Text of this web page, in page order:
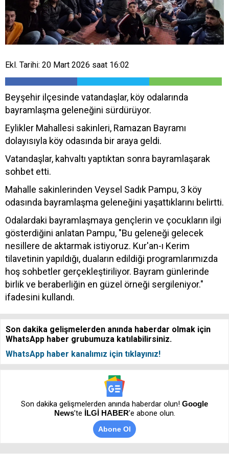
Ekl. Tarihi: 20 Mart 2026 saat 16:02
Beyşehir ilçesinde vatandaşlar, köy odalarında
bayramlaşma geleneğini sürdürüyor.
Eylikler Mahallesi sakinleri, Ramazan Bayramı
dolayısıyla köy odasında bir araya geldi.
Vatandaşlar, kahvaltı yaptıktan sonra bayramlaşarak
sohbet etti.
Mahalle sakinlerinden Veysel Sadık Pampu, 3 köy
odasında bayramlaşma geleneğini yaşattıklarını belirtti.
Odalardaki bayramlaşmaya gençlerin ve çocukların ilgi
gösterdiğini anlatan Pampu, "Bu geleneği gelecek
nesillere de aktarmak istiyoruz. Kur'an-ı Kerim
tilavetinin yapıldığı, duaların edildiği programlarımızda
hoş sohbetler gerçekleştiriliyor. Bayram günlerinde
birlik ve beraberliğin en güzel örneği sergileniyor."
ifadesini kullandı.
Son dakika gelişmelerden anında haberdar olmak için
WhatsApp haber grubumuza katılabilirsiniz.
WhatsApp haber kanalımız için tıklayınız!
Son dakika gelişmelerden anında haberdar olun! Google
News’te İLGİ HABER'e abone olun.
Abone Ol